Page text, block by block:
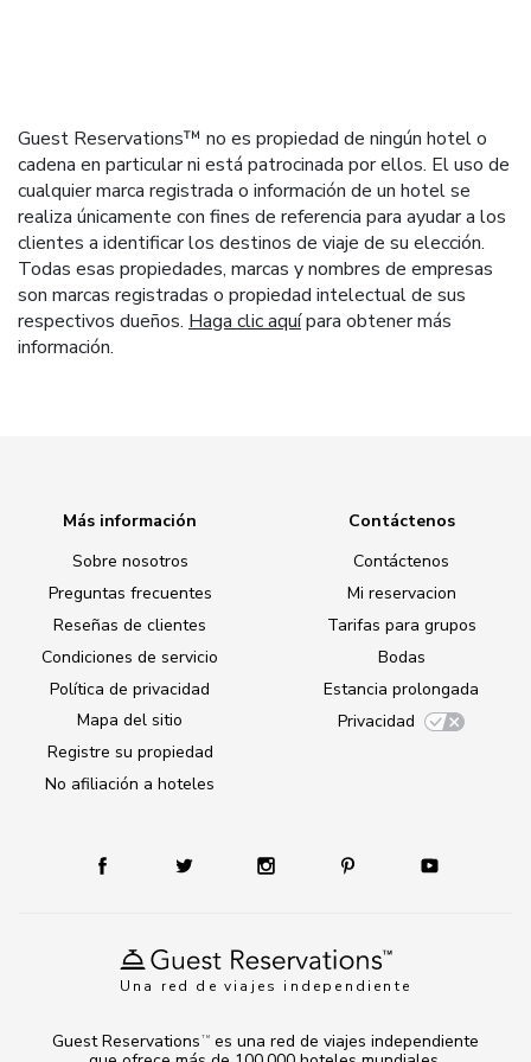
Guest Reservations™ no es propiedad de ningún hotel o
cadena en particular ni está patrocinada por ellos. El uso de
cualquier marca registrada o información de un hotel se
realiza únicamente con fines de referencia para ayudar a los
clientes a identificar los destinos de viaje de su elección.
Todas esas propiedades, marcas y nombres de empresas
son marcas registradas o propiedad intelectual de sus
respectivos dueños. Haga clic aquípara obtener más
información.
Una red de viajes independiente
Más información
Sobre nosotros
Preguntas frecuentes
Reseñas de clientes
Condiciones de servicio
Política de privacidad
Mapa del sitio
Registre su propiedad
No afiliación a hoteles
Contáctenos
Contáctenos
Mi reservacion
Tarifas para grupos
Bodas
Estancia prolongada
Privacidad
Guest Reservations TM
es una red de viajes independiente